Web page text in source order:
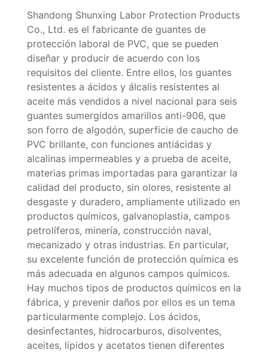
Shandong Shunxing Labor Protection Products
Co., Ltd. es el fabricante de guantes de
protección laboral de PVC, que se pueden
diseñar y producir de acuerdo con los
requisitos del cliente. Entre ellos, los guantes
resistentes a ácidos y álcalis resistentes al
aceite más vendidos a nivel nacional para seis
guantes sumergidos amarillos anti-906, que
son forro de algodón, superficie de caucho de
PVC brillante, con funciones antiácidas y
alcalinas impermeables y a prueba de aceite,
materias primas importadas para garantizar la
calidad del producto, sin olores, resistente al
desgaste y duradero, ampliamente utilizado en
productos químicos, galvanoplastia, campos
petrolíferos, minería, construcción naval,
mecanizado y otras industrias. En particular,
su excelente función de protección química es
más adecuada en algunos campos químicos.
Hay muchos tipos de productos químicos en la
fábrica, y prevenir daños por ellos es un tema
particularmente complejo. Los ácidos,
desinfectantes, hidrocarburos, disolventes,
aceites, lípidos y acetatos tienen diferentes